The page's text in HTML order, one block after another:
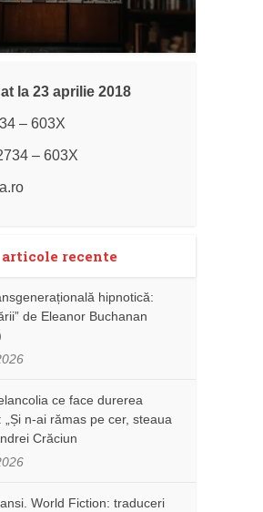
la 23 aprilie 2018
– 603X
– 603X
articole recente
hipnotică:
de Eleanor Buchanan
ce face durerea
„Și n-ai rămas pe cer, steaua
Crăciun
World Fiction: traduceri